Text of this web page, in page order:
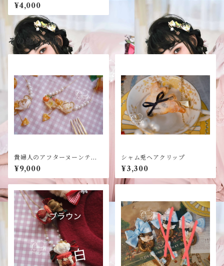
¥4,000
その他の商品
貴婦人のアフターヌーンティ
ーネックレス2025秋
¥9,000
シャム兎ヘアクリップ
¥3,300